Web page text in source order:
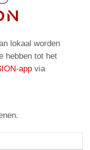
lokaal worden
hebben tot het
app via